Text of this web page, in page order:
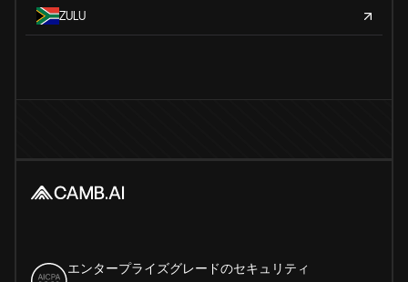
ZULU
エンタープライズグレードのセキュリティ